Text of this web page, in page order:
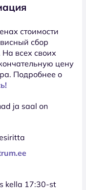
стоимости
сбор
всех своих
цену
Подробнее о
ja saal on
kella 17:30-st